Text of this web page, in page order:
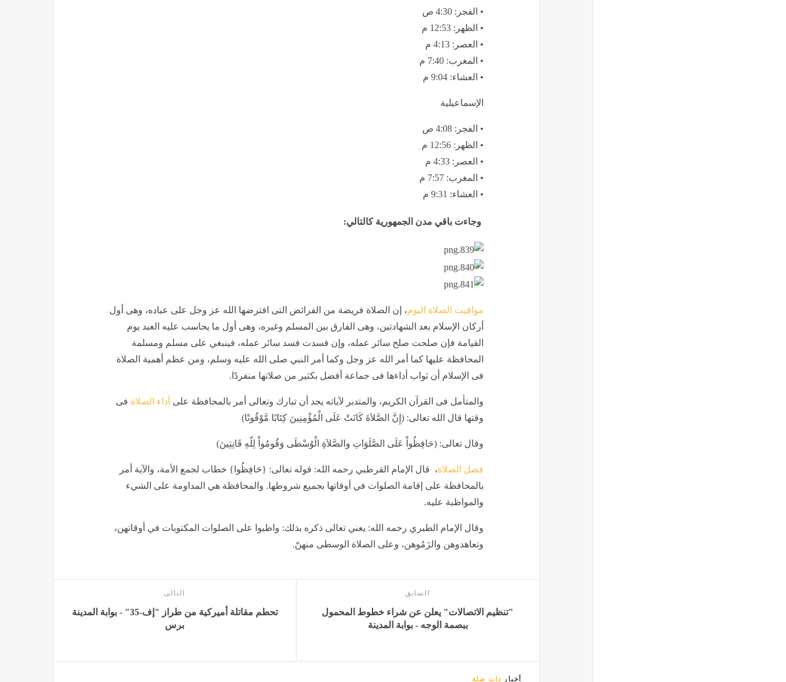
• الفجر: 4:30 ص
• الظهر: 12:53 م
• العصر: 4:13 م
• المغرب: 7:40 م
• العشاء: 9:04 م
الإسماعيلية
• الفجر: 4:08 ص
• الظهر: 12:56 م
• العصر: 4:33 م
• المغرب: 7:57 م
• العشاء: 9:31 م
وجاءت باقي مدن الجمهورية كالتالي:
مواقيت الصلاة اليوم، إن الصلاة فريضة من الفرائض التى افترضها الله عز وجل على عباده، وهى أول
أركان الإسلام بعد الشهادتين، وهى الفارق بين المسلم وغيره، وهى أول ما يحاسب عليه العبد يوم
القيامة فإن صلحت صلح سائر عمله، وإن فسدت فسد سائر عمله، فينبغي على مسلم ومسلمة
المحافظة عليها كما أمر الله عز وجل وكما أمر النبي صلى الله عليه وسلم، ومن عظم أهمية الصلاة
فى الإسلام أن ثواب أداءها فى جماعة أفضل بكثير من صلاتها منفردًا.
والمتأمل فى القرآن الكريم، والمتدبر لآياته يجد أن تبارك وتعالى أمر بالمحافظة على أداء الصلاة فى
وقتها قال الله تعالى: (إِنَّ الصَّلاَةَ كَانَتْ عَلَى الْمُؤْمِنِينَ كِتَابًا مَّوْقُوتًا)
وقال تعالى: (حَافِظُواْ عَلَى الصَّلَوَاتِ والصَّلاَةِ الْوُسْطَى وَقُومُواْ لِلّهِ قَانِتِينَ)
فضل الصلاة، قال الإمام القرطبي رحمه الله: قوله تعالى: {حَافِظُوا} خطاب لجمع الأمة، والآية أمر
بالمحافظة على إقامة الصلوات في أوقاتها بجميع شروطها. والمحافظة هي المداومة على الشيء
والمواظبة عليه.
وقال الإمام الطبري رحمه الله: يعني تعالى ذكره بذلك: واظبوا على الصلوات المكتوبات في أوقاتهن،
وتعاهدوهن والزَمُوهن، وعلى الصلاة الوسطى منهنّ.
السابق
"تنظيم الاتصالات" يعلن عن شراء خطوط المحمول
ببصمة الوجه - بوابة المدينة
التالى
تحطم مقاتلة أميركية من طراز "إف-35" - بوابة المدينة
برس
أخبار ذات صلة